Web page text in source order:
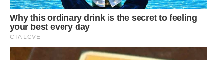
“Надходить переживає, щоб встигнути зареєструвати
кабінет. І що робити якщо коледж не встигне віддати
атестат до липня?”, – обурюється Богдан Олійник.
Надходження на молодшого спеціаліста та на